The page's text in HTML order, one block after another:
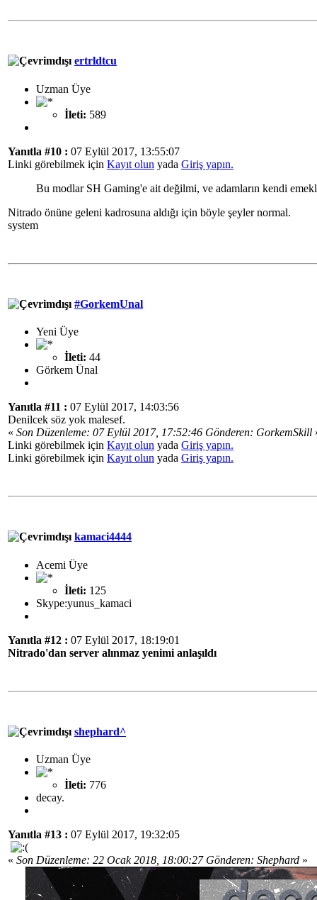
ertrldtcu
Uzman Üye
İleti: 589
Yanıtla #10 : 07 Eylül 2017, 13:55:07
Linki görebilmek için Kayıt olun yada Giriş yapın.
Bu modlar SH Gaming'e ait değilmi, ve adamların kendi
Nitrado önüne geleni kadrosuna aldığı için böyle şeyler normal.
system
#GorkemUnal
Yeni Üye
İleti: 44
Görkem Ünal
Yanıtla #11 : 07 Eylül 2017, 14:03:56
Denilcek söz yok malesef.
« Son Düzenleme: 07 Eylül 2017, 17:52:46 Gönderen: GorkemSkill
Linki görebilmek için Kayıt olun yada Giriş yapın.
Linki görebilmek için Kayıt olun yada Giriş yapın.
kamaci4444
Acemi Üye
İleti: 125
Skype:yunus_kamaci
Yanıtla #12 : 07 Eylül 2017, 18:19:01
Nitrado'dan server alınmaz yenimi anlaşıldı
shephard^
Uzman Üye
İleti: 776
decay.
Yanıtla #13 : 07 Eylül 2017, 19:32:05
« Son Düzenleme: 22 Ocak 2018, 18:00:27 Gönderen: Shephard »